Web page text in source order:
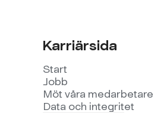
Karriärsida
Start
Jobb
Möt våra medarbetare
Data och integritet